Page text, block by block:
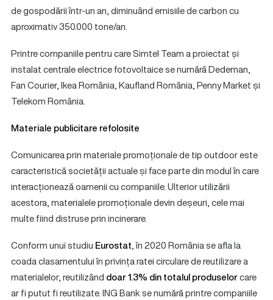
de gospodării într-un an, diminuând emisiile de carbon cu
aproximativ 350.000 tone/an.
Printre companiile pentru care Simtel Team a proiectat și
instalat centrale electrice fotovoltaice se numără Dedeman,
Fan Courier, Ikea România, Kaufland România, Penny Market și
Telekom România.
Materiale publicitare refolosite
Comunicarea prin materiale promoționale de tip outdoor este
caracteristică societății actuale și face parte din modul în care
interacționează oamenii cu companiile. Ulterior utilizării
acestora, materialele promoționale devin deșeuri, cele mai
multe fiind distruse prin incinerare.
Conform unui studiu Eurostat, în 2020 România se afla la
coada clasamentului în privința ratei circulare de reutilizare a
materialelor, reutilizând doar 1.3% din totalul produselorcare
ar fi putut fi reutilizate. ING Bank se numără printre companiile